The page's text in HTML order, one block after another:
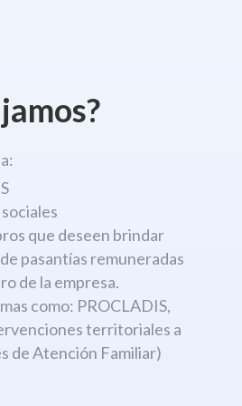
que deseen brindar
pasantías remuneradas
de la empresa.
como: PROCLADIS,
territoriales a
de Atención Familiar)